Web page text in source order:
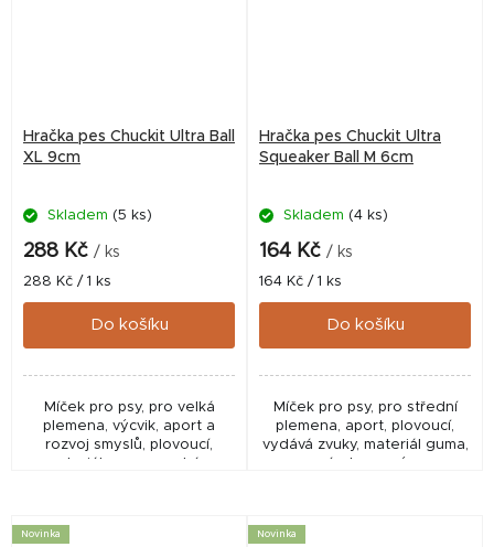
Hračka pes Chuckit Ultra Ball
XL 9cm
Skladem (5 ks)
288 Kč / ks
Měrná
cena:
288 Kč / 1 ks
Do košíku
Míček pro psy, pro velká
plemena, výcvik, aport a
rozvoj smyslů, plovoucí,
materiál guma, modrá a
Hračka pes Chuckit Ultra
Squeaker Ball M 6cm
Skladem (4 ks)
164 Kč / ks
Měrná
cena:
164 Kč / 1 ks
Do košíku
Míček pro psy, pro střední
plemena, aport, plovoucí,
vydává zvuky, materiál guma,
vícebarevný.
Novinka Novinka